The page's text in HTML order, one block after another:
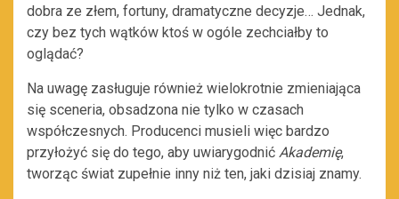
dobra ze złem, fortuny, dramatyczne decyzje… Jednak,
czy bez tych wątków ktoś w ogóle zechciałby to
oglądać?
Na uwagę zasługuje również wielokrotnie zmieniająca
się sceneria, obsadzona nie tylko w czasach
współczesnych. Producenci musieli więc bardzo
przyłożyć się do tego, aby uwiarygodnić Akademię,
tworząc świat zupełnie inny niż ten, jaki dzisiaj znamy.